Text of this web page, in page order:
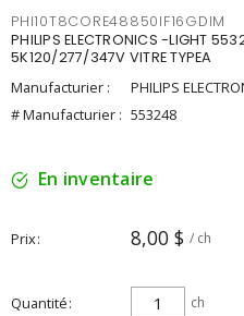
PHI10T8CORE48850IF16GDIM
PHILIPS ELECTRONICS -LIGHT
5K120/277/347V VITRE TYPEA
Manufacturier :
PHILIPS
# Manufacturier : 553248
En inventaire
Prix 8,00 $ / ch
Quantité ch